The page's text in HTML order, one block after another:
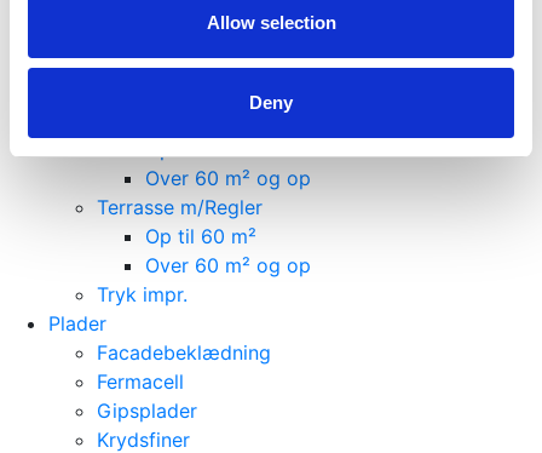
Allow selection
Deny
Over 60 m² og op
Lofter
Op til 60 m²
Over 60 m² og op
Terrasse m/Regler
Op til 60 m²
Over 60 m² og op
Tryk impr.
Plader
Facadebeklædning
Fermacell
Gipsplader
Krydsfiner